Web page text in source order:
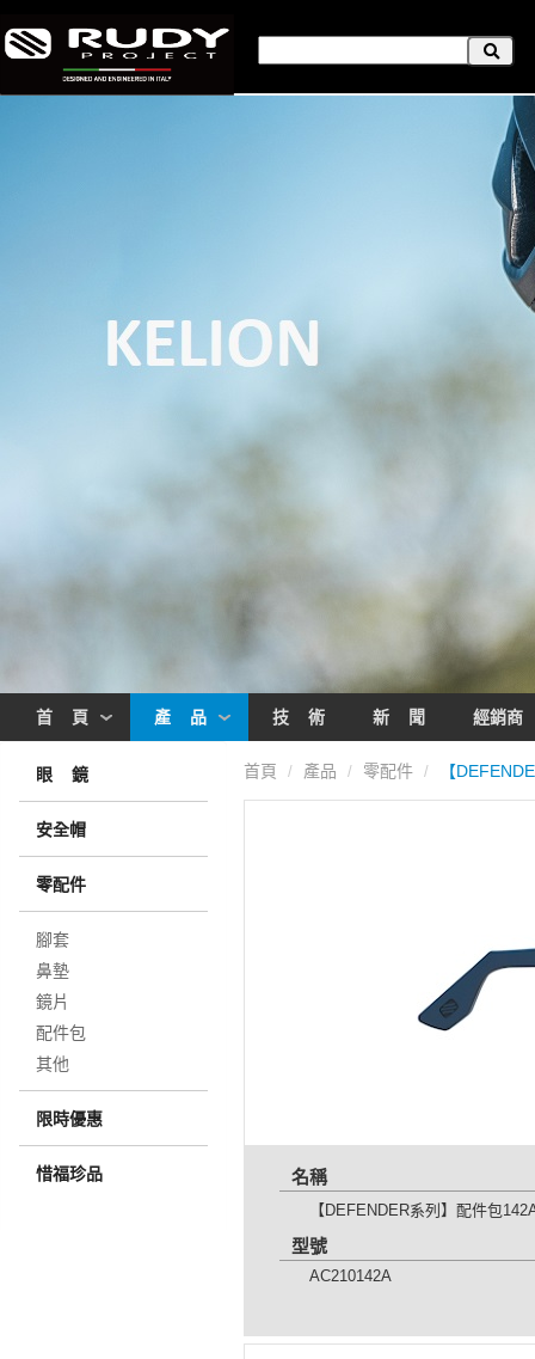
首 頁 產 品 技 術 新 聞 經銷商
眼 鏡
安全帽
零配件
腳套
鼻墊
鏡片
配件包
其他
限時優惠
惜福珍品
首頁 / 產品 / 零配件 / 【
名稱
【DEFENDER系列】配件包
型號
AC210142A